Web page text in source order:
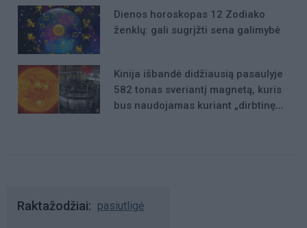
Dienos horoskopas 12 Zodiako
ženklų: gali sugrįžti sena galimybė
Kinija išbandė didžiausią pasaulyje
582 tonas sveriantį magnetą, kuris
bus naudojamas kuriant „dirbtinę
Raktažodžiai pasiutligė